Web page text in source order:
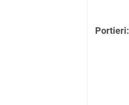
Portieri: